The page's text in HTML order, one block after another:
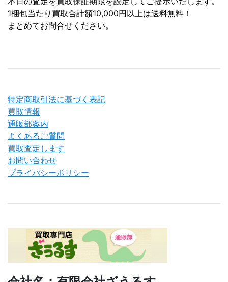
1梱包当たり買取合計額10,000円以上は送料無料！
まとめてお問合せください。
特定商取引法に基づく表記
買取情報
通販部案内
よくあるご質問
買取査定します
お問い合わせ
プライバシーポリシー